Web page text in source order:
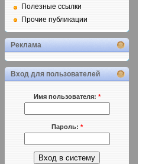
Полезные ссылки
Прочие публикации
Реклама
Вход для пользователей
Имя пользователя: *
Пароль: *